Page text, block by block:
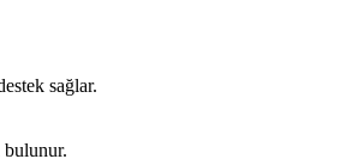
sağlar.